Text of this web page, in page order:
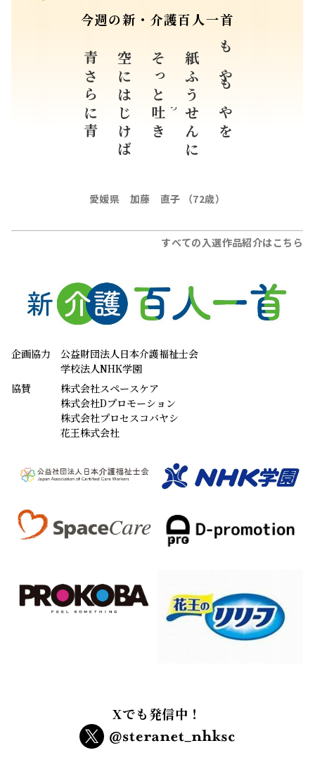
今週の新・介護百人一首
もやもやを
紙ふうせんに
そっと
吐 つ
き
空にはじけば
青さらに青
愛媛県 加藤 直子 （72歳）
すべての入選作品紹介はこちら
企画協力
公益財団法人日本介護福祉士会
学校法人NHK学園
協賛
株式会社スペースケア
株式会社Dプロモーション
株式会社プロセスコバヤシ
花王株式会社
Xでも発信中！